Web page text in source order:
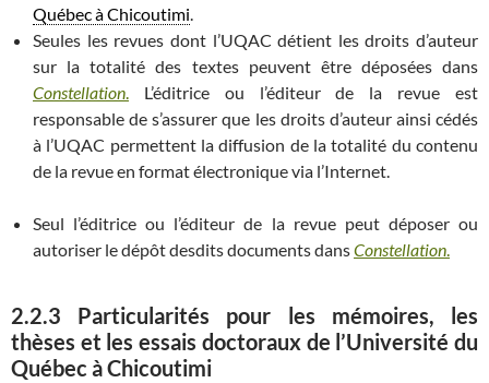
Québec à Chicoutimi.
Seules les revues dont l’UQAC détient les droits d’auteur
sur la totalité des textes peuvent être déposées dans
Constellation. L’éditrice ou l’éditeur de la revue est
responsable de s’assurer que les droits d’auteur ainsi cédés
à l’UQAC permettent la diffusion de la totalité du contenu
de la revue en format électronique via l’Internet.
Seul l’éditrice ou l’éditeur de la revue peut déposer ou
autoriser le dépôt desdits documents dansConstellation.
2.2.3 Particularités pour les mémoires, les
thèses et les essais doctoraux de l’Université du
Québec à Chicoutimi